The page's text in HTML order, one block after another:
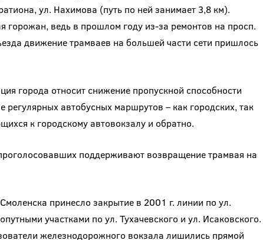
ул. Нахимова (путь по ней занимает 3,8 км).
горожан, ведь в прошлом году из-за ремонтов на просп.
движение трамваев на большей части сети пришлось
города относит снижение пропускной способности
регулярных автобусных маршрутов – как городских, так
к городскому автовокзалу и обратно.
поддерживают возвращение трамвая на
принесло закрытие в 2001 г. линии по ул.
участками по ул. Тухачевского и ул. Исаковского.
железнодорожного вокзала лишились прямой